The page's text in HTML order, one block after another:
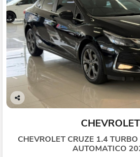
Co
CHEVROLET
CHEVROLET CRUZE 1.4
AUTOMATICO